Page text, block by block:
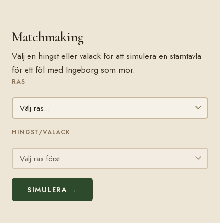
Matchmaking
Välj en hingst eller valack för att simulera en stamtavla
för ett föl med Ingeborg som mor.
RAS
HINGST/VALACK
SIMULERA →